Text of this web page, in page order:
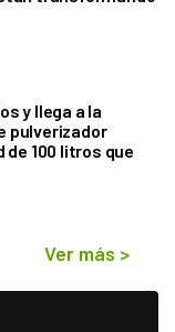
y llega a la
pulverizador
100 litros que
Ver más >